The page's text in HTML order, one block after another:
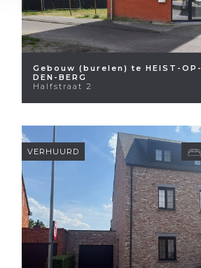
Gebouw (burelen) te HEIST-OP-
DEN-BERG
Halfstraat 2
VERHUURD